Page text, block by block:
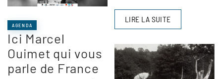
AGENDA
Ici Marcel
Ouimet qui vous
parle de France
LIRE LA SUITE